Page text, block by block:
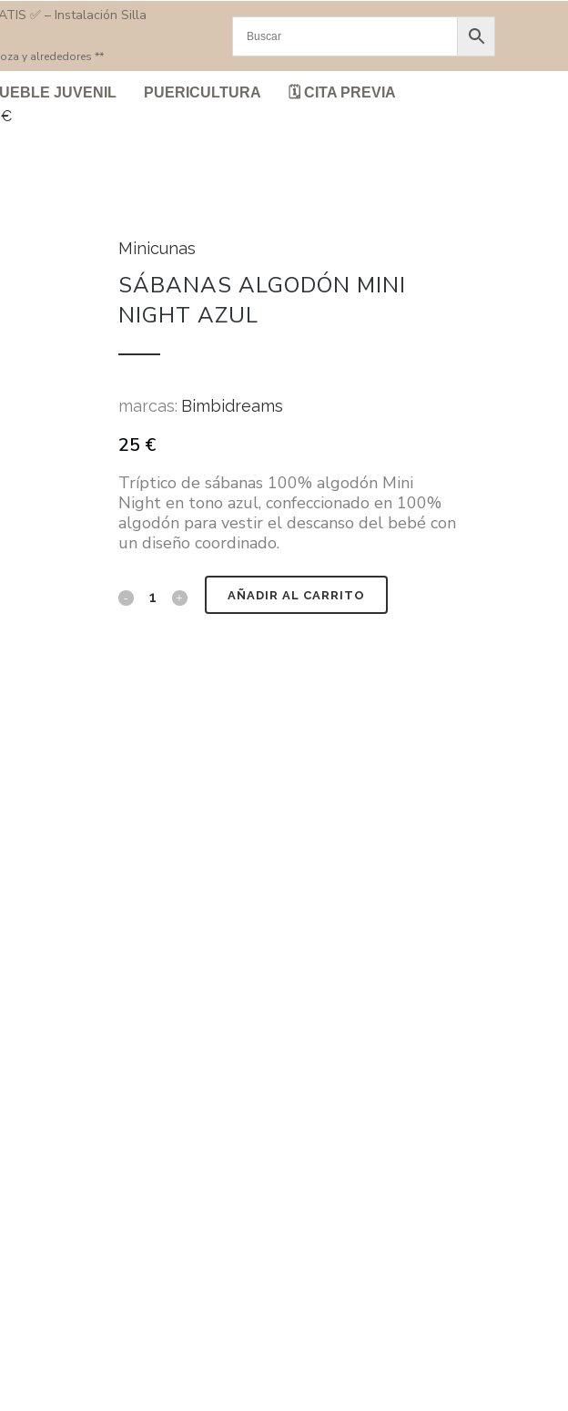
✅ – Instalación Silla
y alrededores **
JUVENIL PUERICULTURA
🗓️ CITA PREVIA
Minicunas
SÁBANAS ALGODÓN MINI
NIGHT AZUL
marcas: Bimbidreams
25 €
Tríptico de sábanas 100% algodón Mini
Night en tono azul, confeccionado en 100%
algodón para vestir el descanso del bebé con
un diseño coordinado.
AÑADIR AL CARRITO